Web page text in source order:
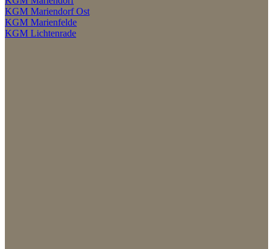
KGM Mariendorf Ost
KGM Marienfelde
KGM Lichtenrade